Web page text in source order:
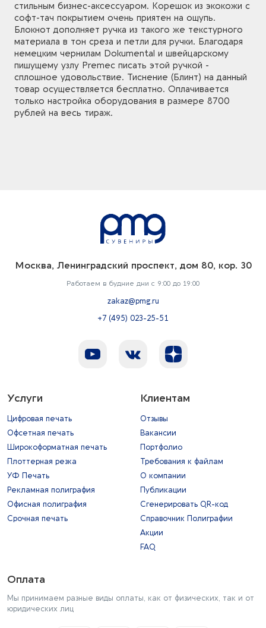
стильным бизнес-аксессуаром. Корешок из экокожи с
софт-тач покрытием очень приятен на ощупь.
Блокнот дополняет ручка из такого же текстурного
материала в тон среза и петли для ручки. Благодаря
немецким чернилам Dokumental и швейцарскому
пишущему узлу Premec писать этой ручкой -
сплошное удовольствие. Тиснение (Блинт) на данный
товар осуществляется бесплатно. Оплачивается
только настройка оборудования в размере 8700
рублей на весь тираж.
Москва, Ленинградский проспект, дом 80, кор. 30
Работаем в будние дни с 9:00 до 19:00
zakaz@pmg.ru
+7 (495) 023-25-51
Услуги
Цифровая печать
Офсетная печать
Широкоформатная печать
Плоттерная резка
УФ Печать
Рекламная полиграфия
Офисная полиграфия
Срочная печать
Клиентам
Отзывы
Вакансии
Портфолио
Требования к файлам
О компании
Публикации
Сгенерировать QR-код
Справочник Полиграфии
Акции
FAQ
Оплата
Мы принимаем разные виды оплаты, как от физических, так и от
юридических лиц